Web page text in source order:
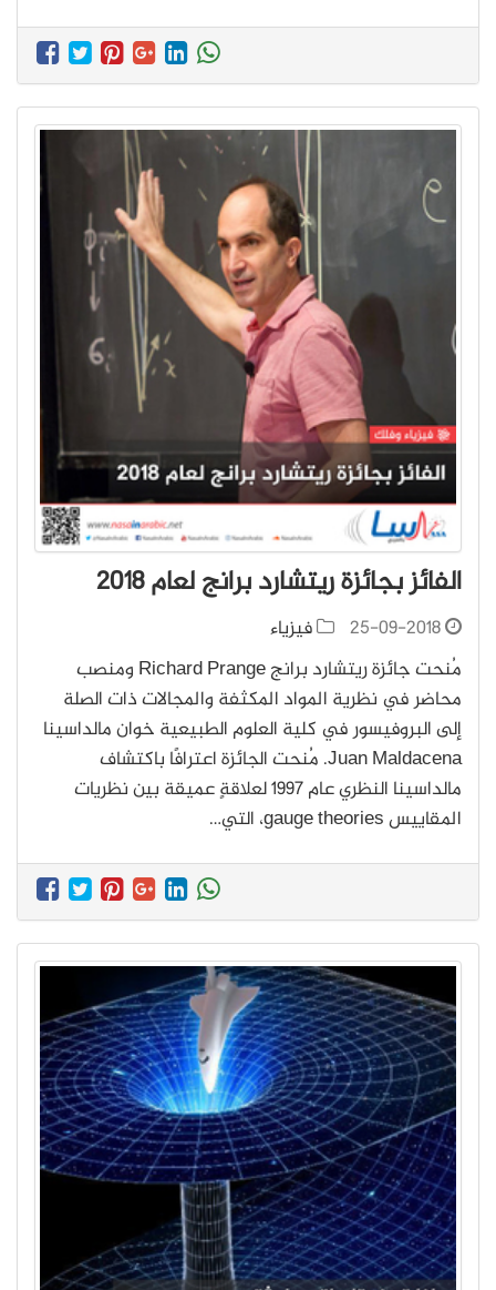
الفائز بجائزة ريتشارد برانج لعام 2018
25-09-2018
فيزياء
مُنحت جائزة ريتشارد برانج Richard Prange ومنصب
محاضر في نظرية المواد المكثفة والمجالات ذات الصلة
إلى البروفيسور في كلية العلوم الطبيعية خوان مالداسينا
Juan Maldacena. مُنحت الجائزة اعترافًا باكتشاف
مالداسينا النظري عام 1997 لعلاقةٍ عميقة بين نظريات
المقاييس gauge theories، التي…